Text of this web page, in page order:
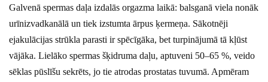
Galvenā spermas daļa izdalās orgazma laikā: balsganā viela nonāk
urīnizvadkanālā un tiek izstumta ārpus ķermeņa. Sākotnēji
ejakulācijas strūkla parasti ir spēcīgāka, bet turpinājumā tā kļūst
vājāka. Lielāko spermas šķidruma daļu, aptuveni 50–65 %, veido
sēklas pūslīšu sekrēts, jo tie atrodas prostatas tuvumā. Apmēram